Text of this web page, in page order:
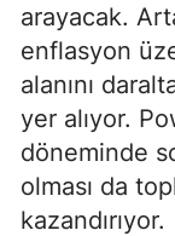
arayacak.
enflasyon
alanını
yer alıyor.
döneminde
olması da
kazandırıyor.